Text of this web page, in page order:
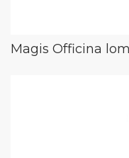
Magis Officina